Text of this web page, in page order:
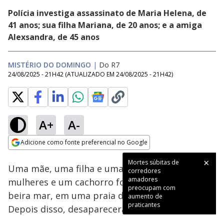
Polícia investiga assassinato de Maria Helena, de
41 anos; sua filha Mariana, de 20 anos; e a amiga
Alexsandra, de 45 anos
MISTÉRIO DO DOMINGO | Do R7
24/08/2025 - 21H42 (ATUALIZADO EM 24/08/2025 - 21H42)
A+ A-
Adicione como fonte preferencial no Google
Mortes súbitas de
corredores
amadores
preocupam com
aumento de
praticantes
Ativar
Loaded
13.23%
Uma mãe, uma filha e uma amiga. Três
mulheres e um cachorro foram caminhar à
beira mar, em uma praia de Ilhéus, na Bahia.
Depois disso, desapareceram. Apenas o